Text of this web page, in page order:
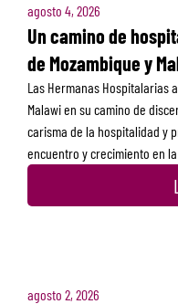
agosto 4, 2026
Un camino de
de Mozambique y
Las Hermanas Hospitalarias
Malawi en su camino de
carisma de la hospitalidad y
encuentro y crecimiento en la
agosto 2, 2026